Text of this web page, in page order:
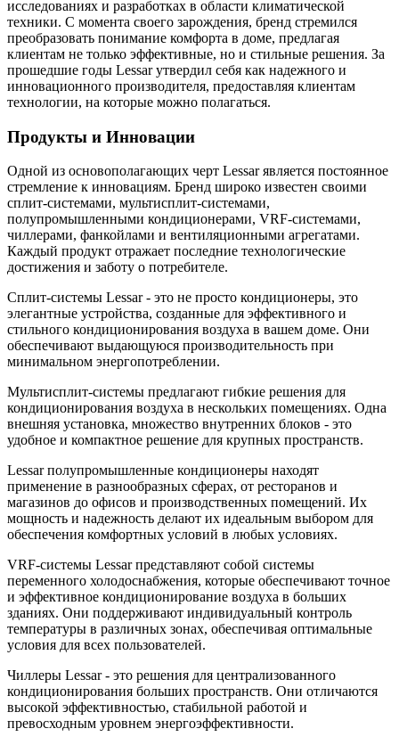
исследованиях и разработках в области климатической
техники. С момента своего зарождения, бренд стремился
преобразовать понимание комфорта в доме, предлагая
клиентам не только эффективные, но и стильные решения. За
прошедшие годы Lessar утвердил себя как надежного и
инновационного производителя, предоставляя клиентам
технологии, на которые можно полагаться.
Продукты и Инновации
Одной из основополагающих черт Lessar является постоянное
стремление к инновациям. Бренд широко известен своими
сплит-системами, мультисплит-системами,
полупромышленными кондиционерами, VRF-системами,
чиллерами, фанкойлами и вентиляционными агрегатами.
Каждый продукт отражает последние технологические
достижения и заботу о потребителе.
Сплит-системы Lessar - это не просто кондиционеры, это
элегантные устройства, созданные для эффективного и
стильного кондиционирования воздуха в вашем доме. Они
обеспечивают выдающуюся производительность при
минимальном энергопотреблении.
Мультисплит-системы предлагают гибкие решения для
кондиционирования воздуха в нескольких помещениях. Одна
внешняя установка, множество внутренних блоков - это
удобное и компактное решение для крупных пространств.
Lessar полупромышленные кондиционеры находят
применение в разнообразных сферах, от ресторанов и
магазинов до офисов и производственных помещений. Их
мощность и надежность делают их идеальным выбором для
обеспечения комфортных условий в любых условиях.
VRF-системы Lessar представляют собой системы
переменного холодоснабжения, которые обеспечивают точное
и эффективное кондиционирование воздуха в больших
зданиях. Они поддерживают индивидуальный контроль
температуры в различных зонах, обеспечивая оптимальные
условия для всех пользователей.
Чиллеры Lessar - это решения для централизованного
кондиционирования больших пространств. Они отличаются
высокой эффективностью, стабильной работой и
превосходным уровнем энергоэффективности.